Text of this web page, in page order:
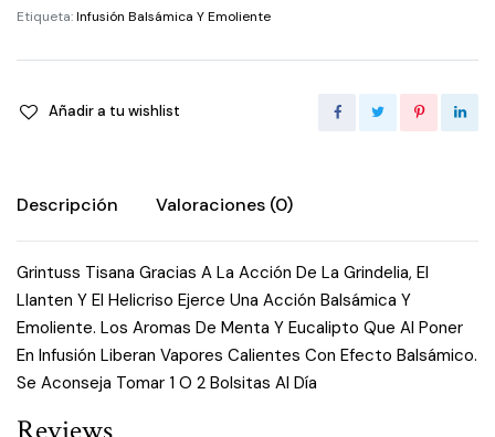
Etiqueta:Infusión Balsámica Y Emoliente
Añadir a tu wishlist
Descripción Valoraciones (0)
Grintuss Tisana Gracias A La Acción De La Grindelia, El
Llanten Y El Helicriso Ejerce Una Acción Balsámica Y
Emoliente. Los Aromas De Menta Y Eucalipto Que Al Poner
En Infusión Liberan Vapores Calientes Con Efecto Balsámico.
Se Aconseja Tomar 1 O 2 Bolsitas Al Día